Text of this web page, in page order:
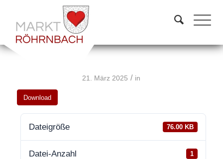
21. März 2025 / in
Download
Dateigröße 76.00 KB
Datei-Anzahl 1